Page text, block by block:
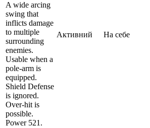
A wide arcing
swing that
inflicts damage
to multiple
surrounding
enemies.
Usable when a
pole-arm is
equipped.
Shield Defense
is ignored.
Over-hit is
possible.
Power 521.
Активний На себе